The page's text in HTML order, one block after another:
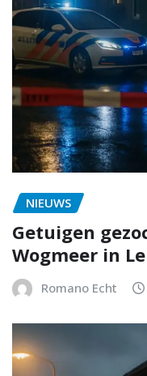
NIEUWS
Getuigen
Wogmeer in
Romano Echt